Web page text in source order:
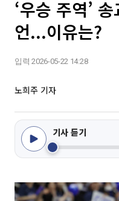
‘우승 주역’
언...이유는?
입력 2026-05-22 14:28
노희주 기자
기사 듣기